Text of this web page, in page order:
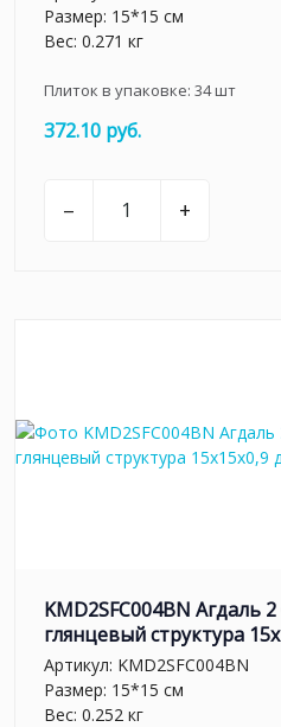
Размер: 15*15 см
Вес: 0.271 кг
Плиток в упаковке: 34шт
372.10 руб.
– +
KMD2SFC004BN Агдаль
глянцевый структура
Артикул: KMD2SFC004BN
Размер: 15*15 см
Вес: 0.252 кг